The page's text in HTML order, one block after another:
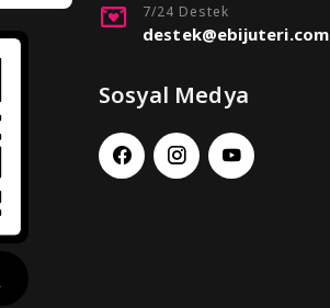
7/24 Destek
destek@ebijuteri.com
Sosyal Medya